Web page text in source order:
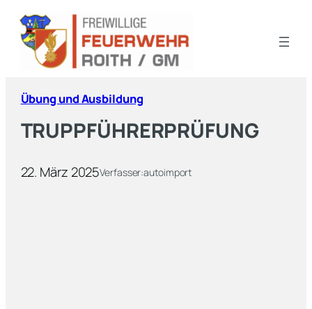
Übung und Ausbildung
TRUPPFÜHRERPRÜFUNG
22. März 2025Verfasser:autoimport